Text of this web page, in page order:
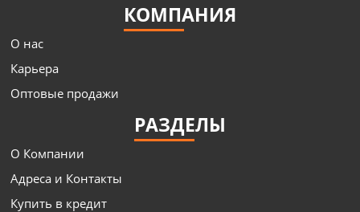
КОМПАНИЯ
О нас
Карьера
Оптовые продажи
РАЗДЕЛЫ
О Компании
Адреса и Контакты
Купить в кредит